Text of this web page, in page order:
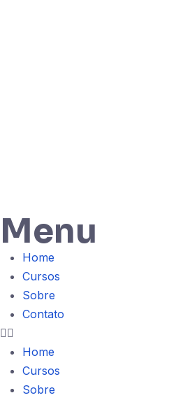
Menu
Home
Cursos
Sobre
Contato
Home
Cursos
Sobre